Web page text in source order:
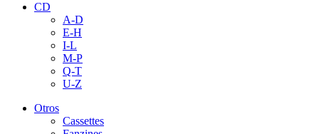
CD
A-D
E-H
I-L
M-P
Q-T
U-Z
Otros
Cassettes